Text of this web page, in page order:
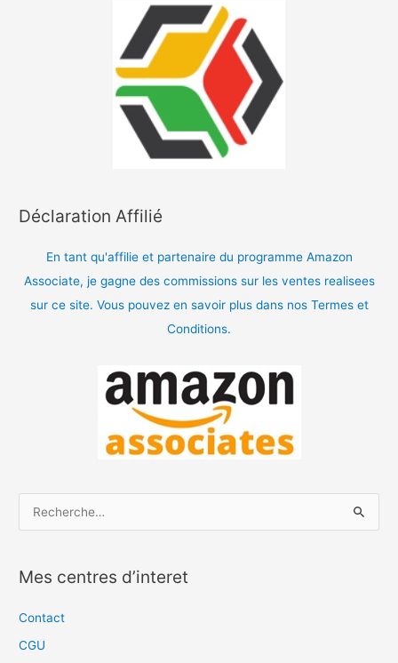
Déclaration Affilié
En tant qu'affilie et partenaire du programme Amazon
Associate, je gagne des commissions sur les ventes realisees
sur ce site. Vous pouvez en savoir plus dans nos Termes et
Conditions.
h
e
Mes centres d’interet
Contact
CGU